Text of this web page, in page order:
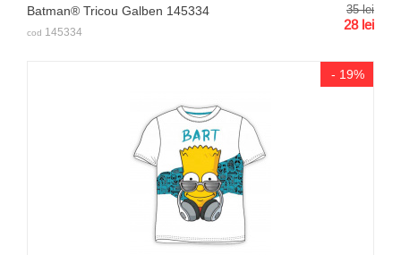
Batman® Tricou Galben 145334 35 lei
28 lei
cod 145334
- 19%